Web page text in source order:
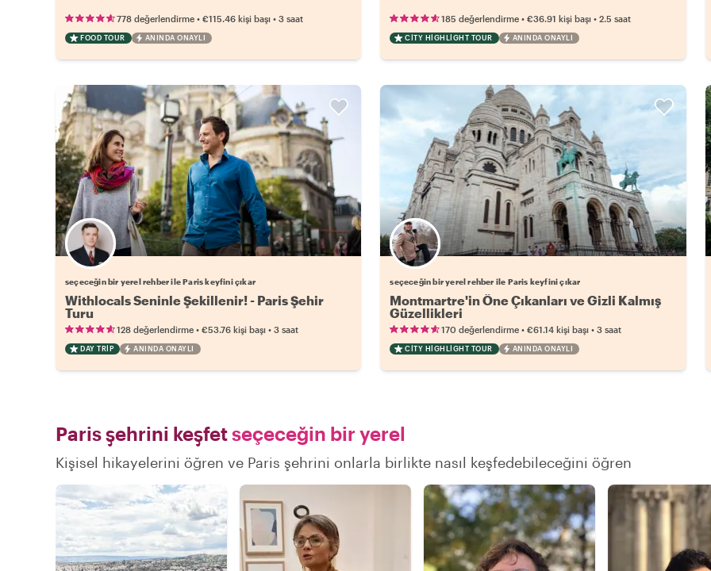
778 değerlendirme • €115.46 kişi başı • 3 saat
FOOD TOUR ANINDA ONAYLI
185 değerlendirme •€36.91 kişi başı •2.5 saat
CITY HIGHLIGHT TOUR ANINDA ONAYLI
Favori yerel rehberini seç
seçeceğin bir yerel rehber ile Paris keyfini çıkar
Withlocals Seninle Şekillenir! - Paris Şehir
Turu
128 değerlendirme • €53.76 kişi başı • 3 saat
DAY TRIP ANINDA ONAYLI
Favori yerel rehberini seç
seçeceğin bir yerel rehber ile Paris keyfini çıkar
Montmartre'in Öne Çıkanları ve Gizli Kalmış
Güzellikleri
170 değerlendirme •€61.14 kişi başı •3 saat
CITY HIGHLIGHT TOUR ANINDA ONAYLI
Paris şehrini keşfetseçeceğin bir yerel
Kişisel hikayelerini öğren ve Paris şehrini onlarla birlikte nasıl keşfedebileceğini öğren